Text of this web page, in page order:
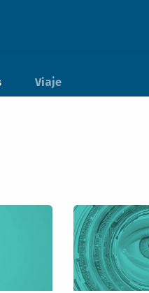
Viaje